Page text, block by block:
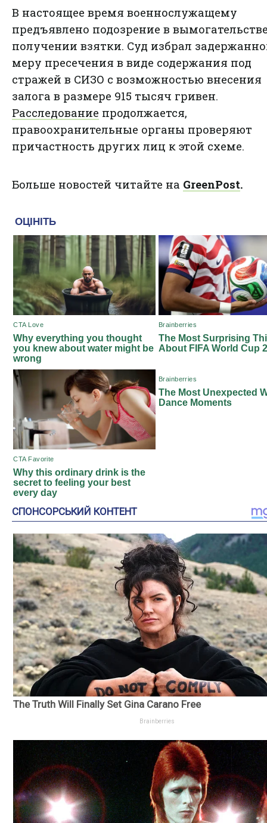
В настоящее время военнослужащему
предъявлено подозрение в
получении взятки. Суд избрал
меру пресечения в виде содержания под
стражей в СИЗО с возможностью внесения
залога в размере 915 тысяч гривен.
Расследование продолжается,
правоохранительные органы проверяют
причастность других лиц к этой схеме.
Больше новостей читайте на GreenPost.